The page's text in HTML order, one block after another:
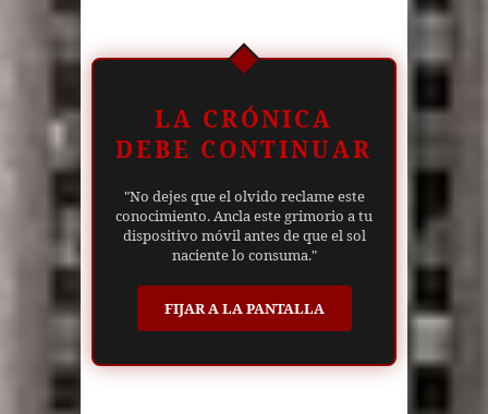
LA CRÓNICA
DEBE CONTINUAR
"No dejes que el olvido reclame este
conocimiento. Ancla este grimorio a tu
dispositivo móvil antes de que el sol
naciente lo consuma."
FIJAR A LA PANTALLA